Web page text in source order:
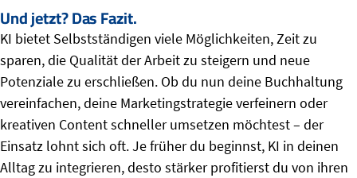
Und jetzt? Das Fazit.
KI bietet Selbstständigen viele Möglichkeiten, Zeit zu
sparen, die Qualität der Arbeit zu steigern und neue
Potenziale zu erschließen. Ob du nun deine Buchhaltung
vereinfachen, deine Marketingstrategie verfeinern oder
kreativen Content schneller umsetzen möchtest – der
Einsatz lohnt sich oft. Je früher du beginnst, KI in deinen
Alltag zu integrieren, desto stärker profitierst du von ihren